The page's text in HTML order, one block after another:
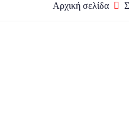
Αρχική σελίδα